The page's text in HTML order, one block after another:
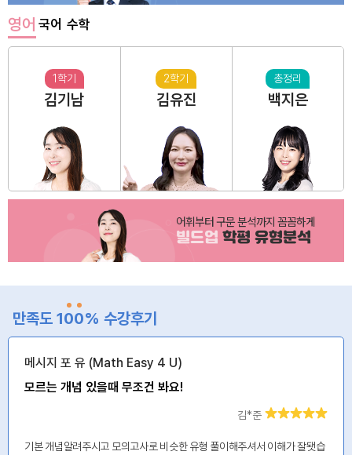
영어 국어 수학
1학기
김기남
2학기
김유진
총정리
백지은
어휘부터 구문 분석까지 꼼꼼하게
빌드업 학평 유형분석
만족도 100% 수강후기
메시지 포 유 (Math Easy 4 U)
모르는 개념 있을때 무조건 봐요!
김*준
기본 개념알려주시고 모의고사로 비슷한 유형 풀이해주셔서 이해가 잘됏습